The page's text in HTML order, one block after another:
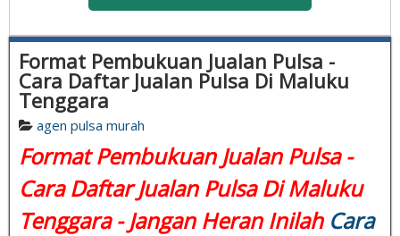
Format Pembukuan Jualan Pulsa -
Cara Daftar Jualan Pulsa Di Maluku
Tenggara
agen pulsa murah
Format Pembukuan Jualan Pulsa -
Cara Daftar Jualan Pulsa Di Maluku
Tenggara - Jangan Heran Inilah Cara